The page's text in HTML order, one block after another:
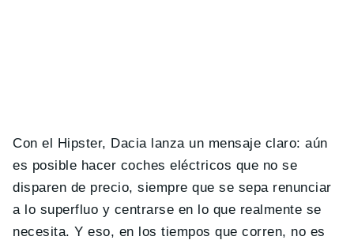
Con el Hipster, Dacia lanza un mensaje claro: aún
es posible hacer coches eléctricos que no se
disparen de precio, siempre que se sepa renunciar
a lo superfluo y centrarse en lo que realmente se
necesita. Y eso, en los tiempos que corren, no es